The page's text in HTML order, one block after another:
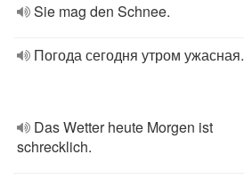
Sie mag den Schnee.
Погода сегодня утром ужасная.
Das Wetter heute Morgen ist
schrecklich.